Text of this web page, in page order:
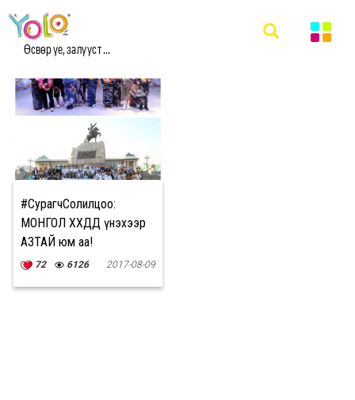
Өсвөр үе, залууст ...
#СУРАГЧСОЛИЛЦОО МЭДЭЭ
#СурагчСолилцоо:
МОНГОЛ ХҮҮХДҮҮД үнэхээр
АЗТАЙ юм аа!
72 6126 2017-08-09